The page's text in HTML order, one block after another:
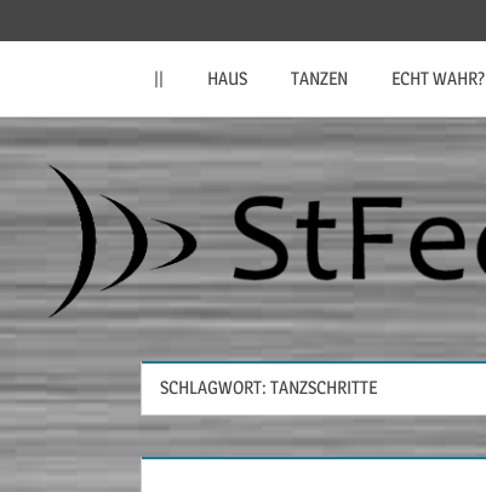
StFeder.de
|| HAUS TANZEN ECHT WAHR?
SCHLAGWORT: TANZSCHRITTE